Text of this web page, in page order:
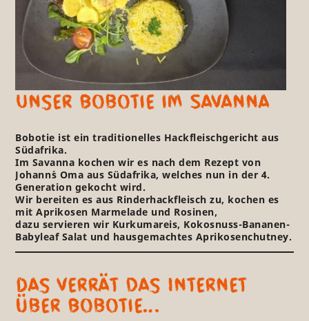
Unser Bobotie im Savanna
Bobotie ist ein traditionelles Hackfleischgericht aus
Südafrika.
Im Savanna kochen wir es nach dem Rezept von
Johann´s Oma aus Südafrika, welches nun in der 4.
Generation gekocht wird.
Wir bereiten es aus Rinderhackfleisch zu, kochen es
mit Aprikosen Marmelade und Rosinen,
dazu servieren wir Kurkumareis, Kokosnuss-Bananen-
Babyleaf Salat und hausgemachtes Aprikosenchutney.
Das verrät das Internet
über Bobotie…